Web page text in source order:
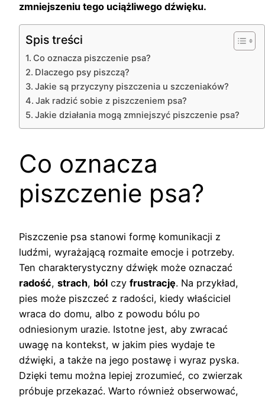
zmniejszeniu tego uciążliwego dźwięku.
Spis treści
Co oznacza piszczenie psa?
Dlaczego psy piszczą?
Jakie są przyczyny piszczenia u szczeniaków?
Jak radzić sobie z piszczeniem psa?
Jakie działania mogą zmniejszyć piszczenie psa?
Co oznacza
piszczenie psa?
Piszczenie psa stanowi formę komunikacji z
ludźmi, wyrażającą rozmaite emocje i potrzeby.
Ten charakterystyczny dźwięk może oznaczać
radość, strach, ból czy frustrację. Na przykład,
pies może piszczeć z radości, kiedy właściciel
wraca do domu, albo z powodu bólu po
odniesionym urazie. Istotne jest, aby zwracać
uwagę na kontekst, w jakim pies wydaje te
dźwięki, a także na jego postawę i wyraz pyska.
Dzięki temu można lepiej zrozumieć, co zwierzak
próbuje przekazać. Warto również obserwować,